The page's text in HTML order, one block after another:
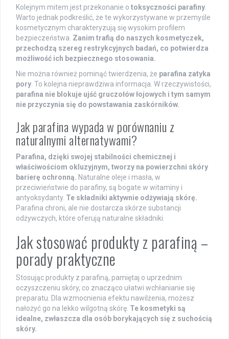
Kolejnym mitem jest przekonanie o toksyczności parafiny.
Warto jednak podkreślić, że te wykorzystywane w przemyśle
kosmetycznym charakteryzują się wysokim profilem
bezpieczeństwa. Zanim trafią do naszych kosmetyczek,
przechodzą szereg restrykcyjnych badań, co potwierdza
możliwość ich bezpiecznego stosowania.
Nie można również pominąć twierdzenia, że parafina zatyka
pory. To kolejna nieprawdziwa informacja. W rzeczywistości,
parafina nie blokuje ujść gruczołów łojowych i tym samym
nie przyczynia się do powstawania zaskórników.
Jak parafina wypada w porównaniu z
naturalnymi alternatywami?
Parafina, dzięki swojej stabilności chemicznej i
właściwościom okluzyjnym, tworzy na powierzchni skóry
barierę ochronną. Naturalne oleje i masła, w
przeciwieństwie do parafiny, są bogate w witaminy i
antyoksydanty. Te składniki aktywnie odżywiają skórę.
Parafina chroni, ale nie dostarcza skórze substancji
odżywczych, które oferują naturalne składniki.
Jak stosować produkty z parafiną –
porady praktyczne
Stosując produkty z parafiną, pamiętaj o uprzednim
oczyszczeniu skóry, co znacząco ułatwi wchłanianie się
preparatu. Dla wzmocnienia efektu nawilżenia, możesz
nałożyć go na lekko wilgotną skórę. Te kosmetyki są
idealne, zwłaszcza dla osób borykających się z suchością
skóry.